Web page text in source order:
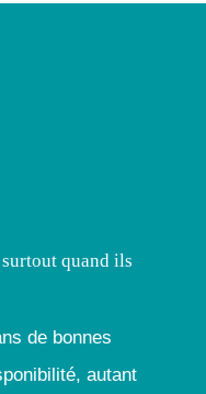
quand ils
de bonnes
autant